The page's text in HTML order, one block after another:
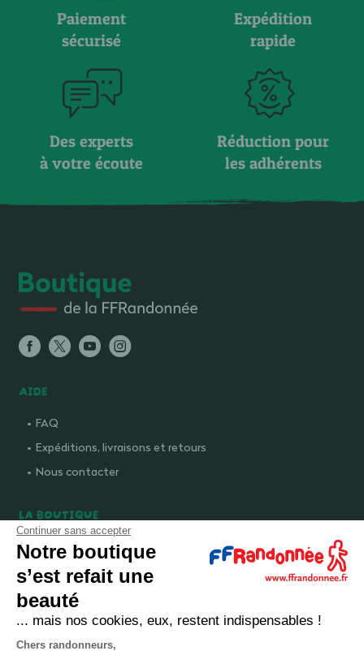
Paiement
sécurisé
Expédition
rapide
Des experts
à votre écoute
Réduction pour
les adhérents
AIDE
FAQ
Expéditions, livraisons et retours
Nous contacter
LA BOUTIQUE
Qui sommes-nous ?
Comment devenir adhérent ?
Mentions légales
CGV et politique de confidentialité
Cookies
Continuer sans accepter
Notre boutique
s’est refait une
beauté
... mais nos cookies, eux, restent indispensables !
Chers randonneurs,